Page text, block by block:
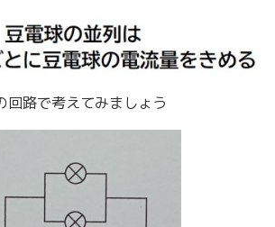
回路で考えてみましょう